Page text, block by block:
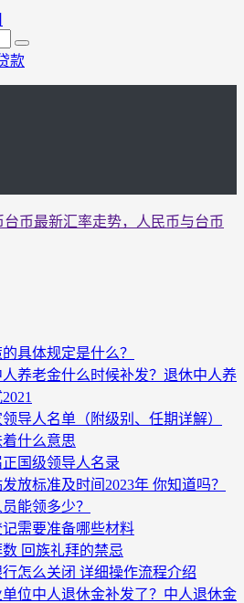
款
台币最新汇率走势，人民币与台币
具体规定是什么？
养老金什么时候补发？退休中人养
导人名单（附级别、任期详解）
什么意思
国级领导人名录
放标准及时间2023年 你知道吗？
能领多少？
需要准备哪些材料
回族礼拜的禁忌
怎么关闭 详细操作流程介绍
位中人退休金补发了？中人退休金